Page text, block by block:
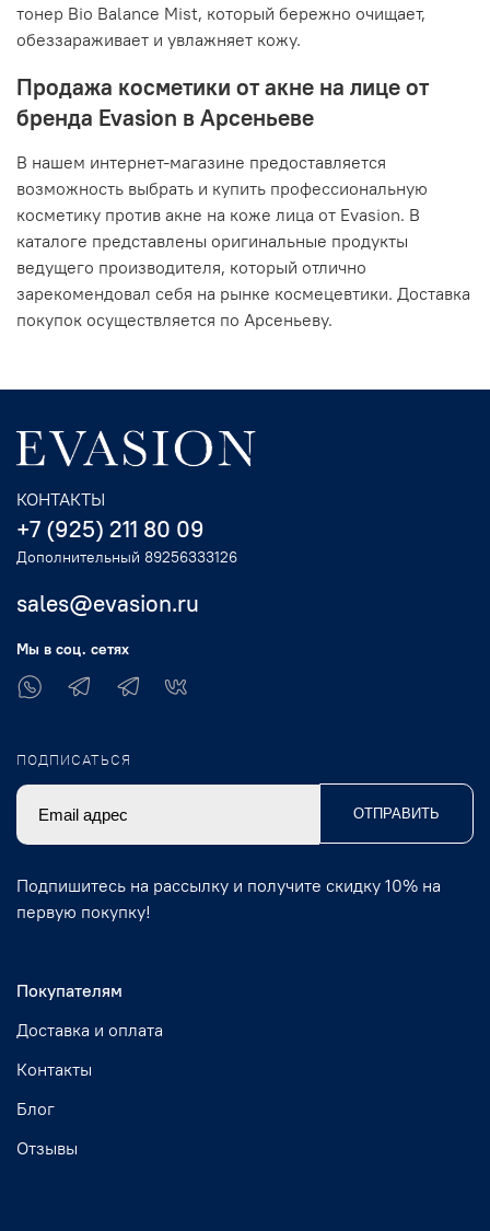
тонер Bio Balance Mist, который бережно очищает,
обеззараживает и увлажняет кожу.
Продажа косметики от акне на лице от
бренда Evasion в Арсеньеве
В нашем интернет-магазине предоставляется
возможность выбрать и купить профессиональную
косметику против акне на коже лица от Evasion. В
каталоге представлены оригинальные продукты
ведущего производителя, который отлично
зарекомендовал себя на рынке космецевтики. Доставка
покупок осуществляется по Арсеньеву.
Покупателям
Доставка и оплата
Контакты
Блог
Отзывы
КОНТАКТЫ
+7 (925) 211 80 09
Дополнительный 89256333126
sales@evasion.ru
Мы в соц. сетях
ПОДПИСАТЬСЯ
ОТПРАВИТЬ
Подпишитесь на рассылку и получите скидку 10% на
первую покупку!